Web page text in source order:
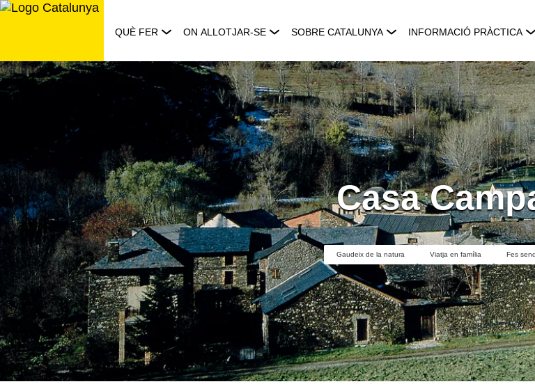
Saltar
QUÈ FER ON ALLOTJAR-SE SOBRE CATALUNYA INFORMACIÓ PRÀCTICA
Casa
Gaudeix de la natura Viatja en família Fes